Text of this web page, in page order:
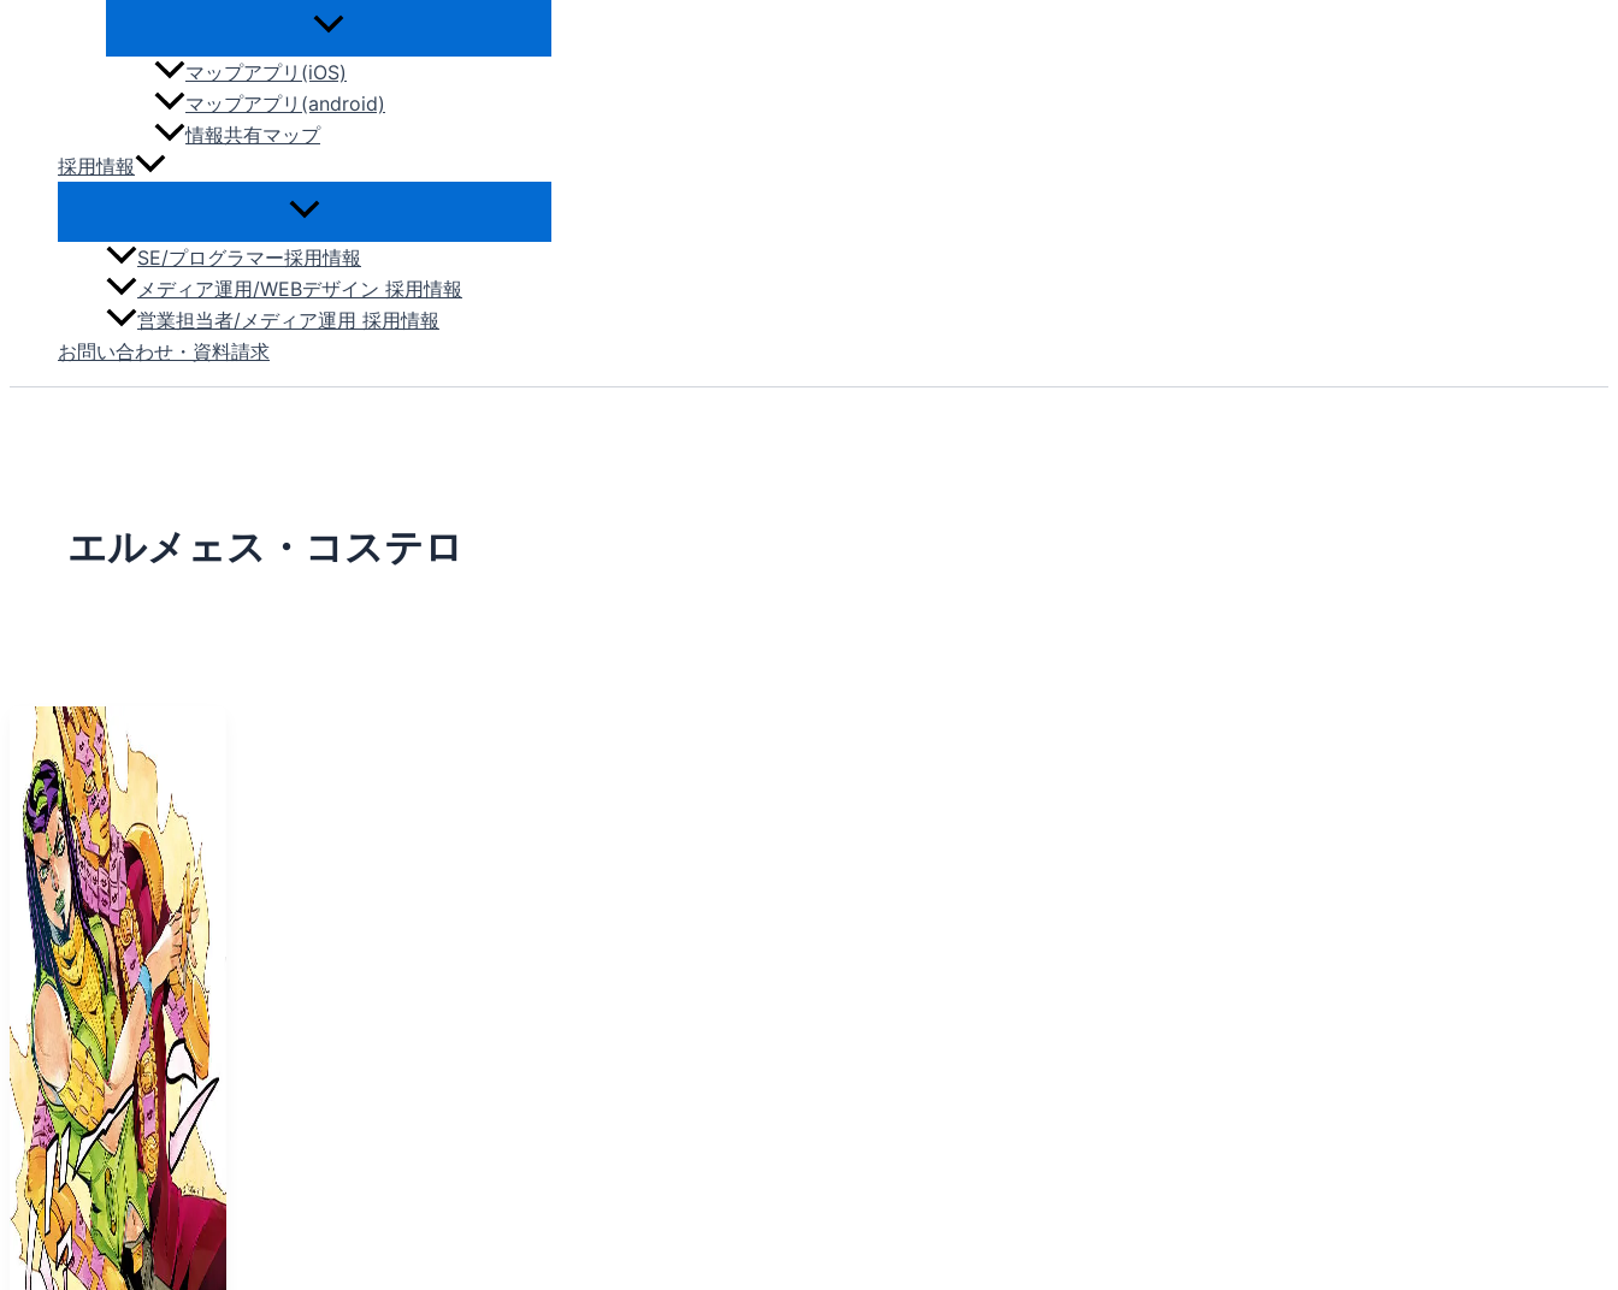
マップアプリ(iOS)
マップアプリ(android)
情報共有マップ
採用情報
SE/プログラマー採用情報
メディア運用/WEBデザイン 採用情報
営業担当者/メディア運用 採用情報
お問い合わせ・資料請求
エルメェス・コステロ